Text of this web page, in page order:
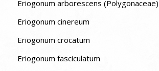
Eriogonum arborescens (Polygonaceae)
Eriogonum cinereum
Eriogonum crocatum
Eriogonum fasciculatum